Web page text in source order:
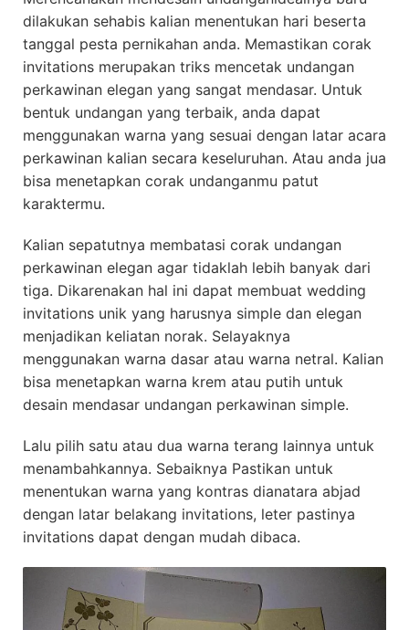
dilakukan sehabis kalian menentukan hari beserta
tanggal pesta pernikahan anda. Memastikan corak
invitations merupakan triks mencetak undangan
perkawinan elegan yang sangat mendasar. Untuk
bentuk undangan yang terbaik, anda dapat
menggunakan warna yang sesuai dengan latar acara
perkawinan kalian secara keseluruhan. Atau anda jua
bisa menetapkan corak undanganmu patut
karaktermu.
Kalian sepatutnya membatasi corak undangan
perkawinan elegan agar tidaklah lebih banyak dari
tiga. Dikarenakan hal ini dapat membuat wedding
invitations unik yang harusnya simple dan elegan
menjadikan keliatan norak. Selayaknya
menggunakan warna dasar atau warna netral. Kalian
bisa menetapkan warna krem atau putih untuk
desain mendasar undangan perkawinan simple.
Lalu pilih satu atau dua warna terang lainnya untuk
menambahkannya. Sebaiknya Pastikan untuk
menentukan warna yang kontras dianatara abjad
dengan latar belakang invitations, leter pastinya
invitations dapat dengan mudah dibaca.